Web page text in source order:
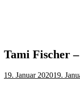
Tami Fischer
19. Januar 202019.